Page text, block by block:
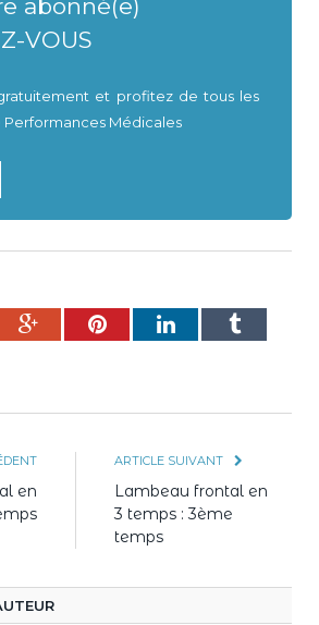
abonné(e)
VOUS
et profitez de tous les
Performances Médicales
Google+PinterestLinkedInTumblr
en
ARTICLE SUIVANT
Lambeau frontal en
3 temps : 3ème
temps